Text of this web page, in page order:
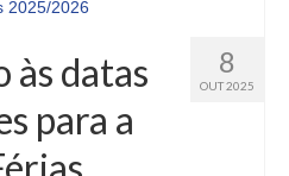
8
OUT 2025
às datas
para a